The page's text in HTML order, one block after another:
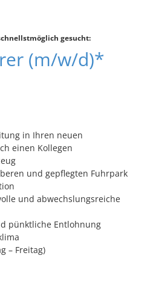
gesucht:
(m/w/d)*
in Ihren neuen
einen Kollegen
und gepflegten Fuhrpark
und abwechslungsreiche
pünktliche Entlohnung
– Freitag)